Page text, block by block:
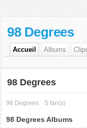
98 Degrees
Accueil Albums
98 Degrees
98 Degrees 5 fan(s)
98 Degrees Albums